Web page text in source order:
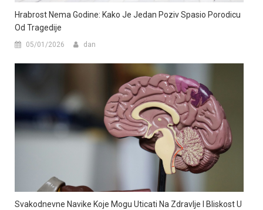
Hrabrost Nema Godine: Kako Je Jedan Poziv Spasio Porodicu
Od Tragedije
05/01/2026 dan
Svakodnevne Navike Koje Mogu Uticati Na Zdravlje I Bliskost U